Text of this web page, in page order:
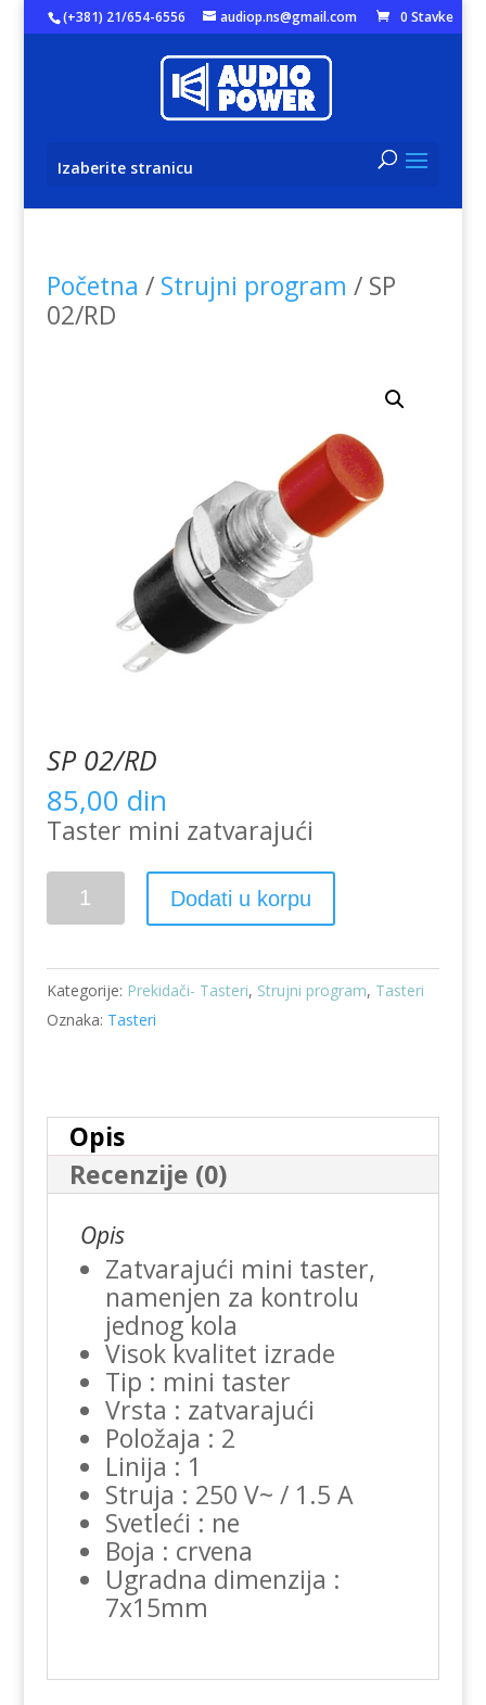
(+381) 21/654-6556 audiop.ns@gmail.com 0 Stavke
Izaberite stranicu
Početna / Strujni program / SP
02/RD
SP 02/RD
85,00 din
Taster mini zatvarajući
SP
02/RD
Dodati u korpu
Kategorije: Prekidači- Tasteri, Strujni program, Tasteri
Oznaka: Tasteri
Opis
Recenzije (0)
Opis
Zatvarajući mini taster,
namenjen za kontrolu
jednog kola
Visok kvalitet izrade
Tip : mini taster
Vrsta : zatvarajući
Položaja : 2
Linija : 1
Struja : 250 V~ / 1.5 A
Svetleći : ne
Boja : crvena
Ugradna dimenzija :
7x15mm